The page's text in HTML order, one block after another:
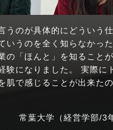
うのが具体的にどういう
いうのを全く知らなかっ
の「ほんと」を知ること
験になりました。 実際に
肌で感じることが出来た
常葉大学（経営学部/3